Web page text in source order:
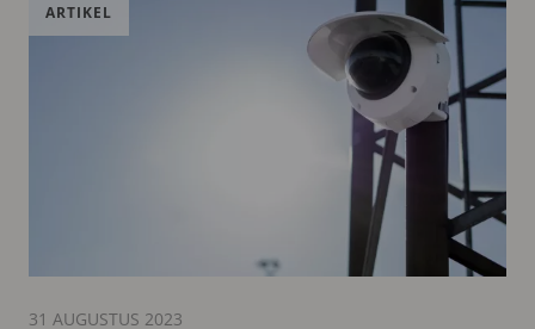
ARTIKEL
31 AUGUSTUS 2023